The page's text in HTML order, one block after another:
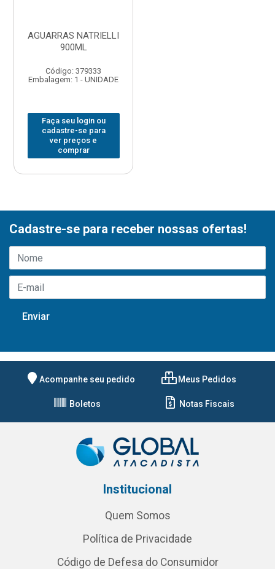
AGUARRAS NATRIELLI
900ML
Código: 379333
Embalagem: 1 - UNIDADE
Faça seu login ou
cadastre-se para
ver preços e
comprar
Cadastre-se para receber nossas ofertas!
Acompanhe seu pedido Meus Pedidos
Boletos Notas Fiscais
Institucional
Quem Somos
Política de Privacidade
Código de Defesa do Consumidor